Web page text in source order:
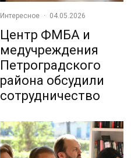
Интересное · 04.05.2026
Центр ФМБА и
медучреждения
Петроградского
района обсудили
сотрудничество